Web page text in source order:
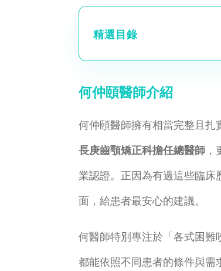
精選目錄
何仲頤醫師介紹
何仲頤醫師擁有相當完整且扎
長庚齒顎矯正科擔任總醫師
業認證。正因為有過這些臨
面，給患者最安心的建議。
何醫師特別專注於「各式困難
都能依照不同患者的條件與需